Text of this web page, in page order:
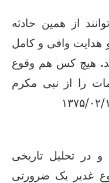
از همین حادثه
هدایت وافی و کامل
هیچ کس هم وقوع
را از نبی مکرم
و در تحلیل تاریخی
غدیر یک ضرورتی